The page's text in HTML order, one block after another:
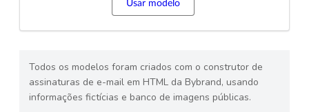
Usar modelo
Todos os modelos foram criados com o construtor de
assinaturas de e-mail em HTML da Bybrand, usando
informações fictícias e banco de imagens públicas.